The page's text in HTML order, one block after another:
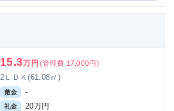
15.3万円 (管理費 17,000円)
2ＬＤＫ(61.08㎡)
敷金 -
礼金 20万円